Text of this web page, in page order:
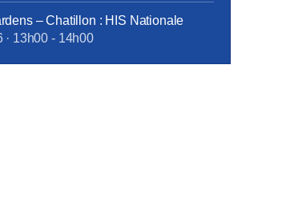
– Chatillon : HIS Nationale
· 13h00 - 14h00